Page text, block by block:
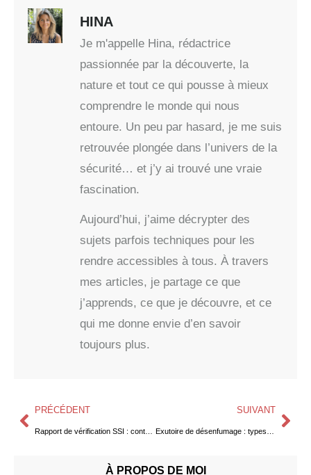
HINA
Je m'appelle Hina, rédactrice
passionnée par la découverte, la
nature et tout ce qui pousse à mieux
comprendre le monde qui nous
entoure. Un peu par hasard, je me suis
retrouvée plongée dans l’univers de la
sécurité… et j’y ai trouvé une vraie
fascination.
Aujourd’hui, j’aime décrypter des
sujets parfois techniques pour les
rendre accessibles à tous. À travers
mes articles, je partage ce que
j’apprends, ce que je découvre, et ce
qui me donne envie d’en savoir
toujours plus.
PRÉCÉDENT SUIVANT
À PROPOS DE MOI